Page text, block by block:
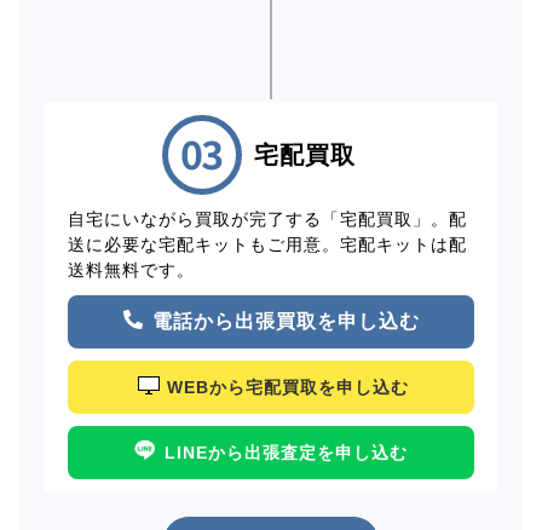
宅配買取
自宅にいながら買取が完了する「宅配買取」。配
送に必要な宅配キットもご用意。宅配キットは配
送料無料です。
電話から出張買取を申し込む
WEBから宅配買取を申し込む
LINEから出張査定を申し込む